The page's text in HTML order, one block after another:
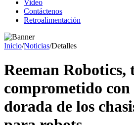
Video
Contáctenos
Retroalimentación
Inicio/Noticias/Detalles
Reeman Robotics,
comprometido con
dorada de los